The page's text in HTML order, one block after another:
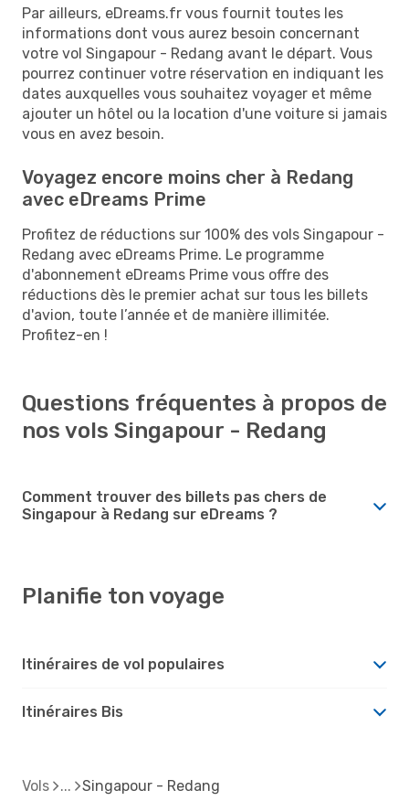
Par ailleurs, eDreams.fr vous fournit toutes les
informations dont vous aurez besoin concernant
votre vol Singapour - Redang avant le départ. Vous
pourrez continuer votre réservation en indiquant les
dates auxquelles vous souhaitez voyager et même
ajouter un hôtel ou la location d'une voiture si jamais
vous en avez besoin.
Voyagez encore moins cher à Redang
avec eDreams Prime
Profitez de réductions sur 100% des vols Singapour -
Redang avec eDreams Prime. Le programme
d'abonnement eDreams Prime vous offre des
réductions dès le premier achat sur tous les billets
d'avion, toute l’année et de manière illimitée.
Profitez-en !
Questions fréquentes à propos de
nos vols Singapour - Redang
Comment trouver des billets pas chers de
Singapour à Redang sur eDreams ?
Planifie ton voyage
Itinéraires de vol populaires
Itinéraires Bis
Vols Singapour - Redang